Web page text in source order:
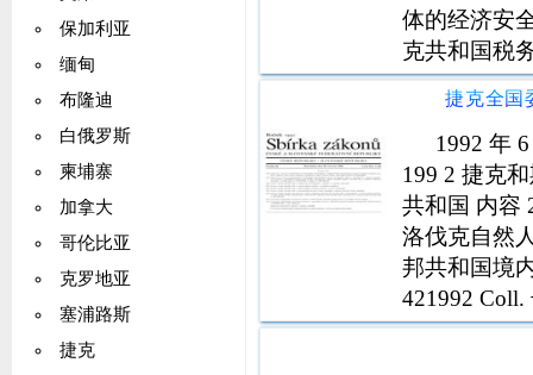
保加利亚
缅甸
布隆迪
白俄罗斯
柬埔寨
加拿大
哥伦比亚
克罗地亚
塞浦路斯
捷克
体的经济安
克共和国税
克共和国审
1992 年
199 2 捷克
共和国 内容
洛伐克自然
邦共和国境
421992
决，以及关